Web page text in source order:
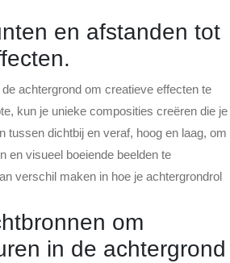
en afstanden tot
achtergrond om creatieve effecten te
kun je unieke composities creëren die je
tussen dichtbij en veraf, hoog en laag, om
en visueel boeiende beelden te
verschil maken in hoe je achtergrondrol
om
in de achtergrond